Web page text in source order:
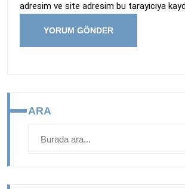
adresim ve site adresim bu tarayıcıya
ARA